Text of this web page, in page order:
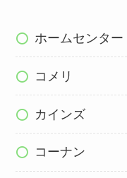
ホームセンター
コメリ
カインズ
コーナン